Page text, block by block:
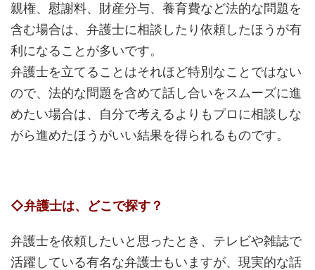
親権、慰謝料、財産分与、養育費など法的な問題を
含む場合は、弁護士に相談したり依頼したほうが有
利になることが多いです。
弁護士を立てることはそれほど特別なことではない
ので、法的な問題を含めて話し合いをスムーズに進
めたい場合は、自分で考えるよりもプロに相談しな
がら進めたほうがいい結果を得られるものです。
◇弁護士は、どこで探す？
弁護士を依頼したいと思ったとき、テレビや雑誌で
活躍している有名な弁護士もいますが、現実的な話